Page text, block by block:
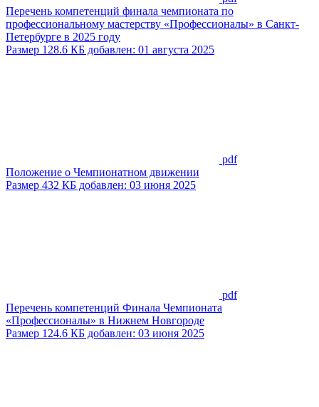
Перечень компетенций финала чемпионата по
профессиональному мастерству «Профессионалы» в Санкт-
Петербурге в 2025 году
Размер 128.6 КБ добавлен: 01 августа 2025
pdf
Положение о Чемпионатном движении
Размер 432 КБ добавлен: 03 июня 2025
pdf
Перечень компетенций Финала Чемпионата
«Профессионалы» в Нижнем Новгороде
Размер 124.6 КБ добавлен: 03 июня 2025